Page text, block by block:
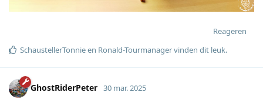
Reageren
SchaustellerTonnieen Ronald-Tourmanagervinden dit leuk.
GhostRiderPeter 30 mar. 2025